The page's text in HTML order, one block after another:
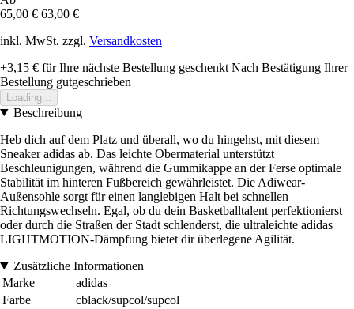
65,00 € 63,00 €
inkl. MwSt. zzgl. Versandkosten
+3,15 € für Ihre nächste Bestellung geschenkt Nach Bestätigung Ihrer
Bestellung gutgeschrieben
Loading...
Beschreibung
Heb dich auf dem Platz und überall, wo du hingehst, mit diesem
Sneaker adidas ab. Das leichte Obermaterial unterstützt
Beschleunigungen, während die Gummikappe an der Ferse optimale
Stabilität im hinteren Fußbereich gewährleistet. Die Adiwear-
Außensohle sorgt für einen langlebigen Halt bei schnellen
Richtungswechseln. Egal, ob du dein Basketballtalent perfektionierst
oder durch die Straßen der Stadt schlenderst, die ultraleichte adidas
LIGHTMOTION-Dämpfung bietet dir überlegene Agilität.
Zusätzliche Informationen
Marke
adidas
Farbe
cblack/supcol/supcol